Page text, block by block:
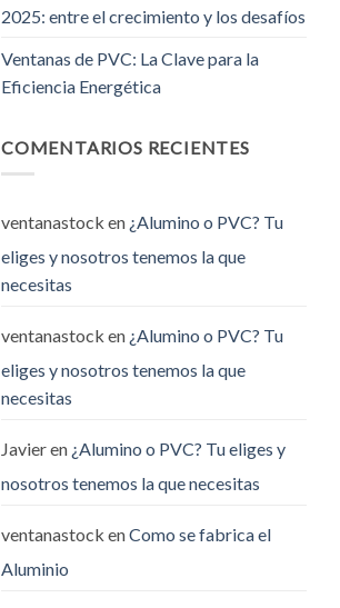
2025: entre el crecimiento y los desafíos
Ventanas de PVC: La Clave para la
Eficiencia Energética
COMENTARIOS RECIENTES
ventanastock en ¿Alumino o PVC? Tu
eliges y nosotros tenemos la que
necesitas
ventanastock en ¿Alumino o PVC? Tu
eliges y nosotros tenemos la que
necesitas
Javieren ¿Alumino o PVC? Tu eliges y
nosotros tenemos la que necesitas
ventanastock enComo se fabrica el
Aluminio